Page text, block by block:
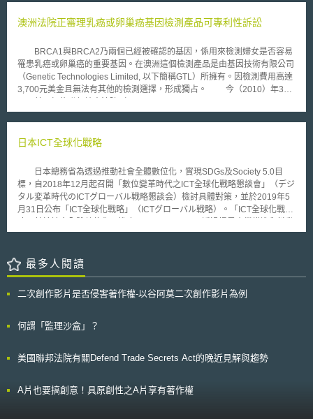
(Electronic)服務業三大業別。換言之，「貨物的提供」與「電信、廣播及電
及電子服務，根據定義係指： 一、電信服務定義 電信服務是指經由有
線、無線、光學或電子磁，為信號、文字、影像、聲音傳輸、發射、接收等
服務。這些服務包含轉讓如此傳輸、發射、接收能力。此能力亦包含對全球
資訊網路之連結[12]。具體實例如：固定與行動電話服務、視訊電話服務
（Videophone）、經由廣播所傳輸訊息服務（paging services）、傳真、
電報、網路連接服務及全球資訊網服務[13]。 二、廣播及電視服務定義
廣播及電視服務是指關於聲音，影音內容之服務，諸如基於一電視、廣播節
目表，經由通訊網路（Communications Networks），在一媒體服務提供者
之編輯責任下，所提供給大眾同時收聽或收看電視或無線廣播節目[14]。具
[15]。 三、電子服務定義 依2006年11月之歐盟加值稅指令所指稱之電
子服務是指透過網際網路（The Internet）或電子網路（An Electronic
Network）所提供的服務，且依此方式所提供的服務性質是完全自動化並涉
及人為最小的干涉，且無此資訊技術下便不能確保該服務之提供品質[16]，
應地（The place of supply），進而影響加值稅課徵地的認定。依新修正歐
盟加值稅指令第58條規定，如電信服務、廣播及電視服務或電子服務業，對
消費者提供服務，該服務之供應地為該消費者通常居所或永久居所。因此，
歐盟新制加值稅最大改變，是將舊制中關於歐盟境內的電信，廣播，電子服
B2B商業模式規範之課徵地，原即為顧客所在地，在此次新制則未調整。換
其課稅地為顧客所在地[19]。在新制下，係依照數位服務提供者之所在地位
於歐盟境內或境外，認定納稅義務人及課稅地。可歸納如下[20]： 一、數位
內企業時，由該會員國徵收加值稅。加值稅納稅義務人即為接受該服務之企
力與品質，廣泛分享使用並發展公開資料資料以及研究資料、確認相關的法
政策的施行尚仰賴於其他的行動計畫以及各個會員國之間的合作 。而在資
料蒐集與利用逐漸擴張的情形下，歐盟執委會更於2014年7月2日發出聲
明，要求各國政府應重視巨量資料帶來的問題，並且指出在巨量資料的公共
諮詢中，有主要四個問題: (1)缺乏跨境的合作(2)未具有充分設施以及資金資
下，設立巨量資料中心，將以資料為基礎，將之與雲端使用構成供給鏈，藉
應針對資料所有權以及責任規範建立新的準則。 4. 建構資料標準，找出潛
在的缺漏。 5. 建立一系列超級運算中心，增加歐洲資料專家。 6. 在不同會
員國建立資料處理設施之聯結網絡 。 歐盟執委會希望能於上述各項政
策推動下，共同建立有助資料經濟發展基礎架構及環境，並鼓勵產業界共同
投入巨量資料的應用發展。
澳洲法院正審理乳癌或卵巢癌基因檢測產品可專利性訴訟
BRCA1與BRCA2乃兩個已經被確認的基因，係用來檢測婦女是否容易
罹患乳癌或卵巢癌的重要基因。在澳洲這個檢測產品是由基因技術有限公司
（Genetic Technologies Limited, 以下簡稱GTL）所擁有。因檢測費用高達
3,700元美金且無法有其他的檢測選擇，形成獨占。 今（2010）年3
of New York）認為BRCA1與BRCA2等人類基因乃如同血液、空氣或水的
關研究與創新，並限制檢測的選擇性，因而作出BRCA1與BRCA2基因不具
法院（Australian Federal Court in Sydney）提起訴訟，希望免除GTL對於
檢測乳癌與卵巢癌產品的獨占權利。主要理由包括，對人類的一部分（基
因）給予專利，不但阻礙了後續研究，也會阻礙乳癌與卵巢癌治療方法的研
發，更提高許多病患接受此檢測的障礙。固然專利權人得維持高檢測費用，
自自然產物分離的基因或物質是具有可專利性的，此案若勝訴，澳洲專利局
將調整原先承認自自然產物分離的基因或物質，具可專利性之見解，所以該
案的後續發展值得我們關注。
日本ICT全球化戰略
日本總務省為透過推動社會全體數位化，實現SDGs及Society 5.0目
標，自2018年12月起召開「數位變革時代之ICT全球化戰略懇談會」（デジ
タル変革時代のICTグローバル戦略懇談会）檢討具體對策，並於2019年5
月31日公布「ICT全球化戰略」（ICTグローバル戦略）。「ICT全球化戰
環境效率，創造具備豐富多彩價值之社會等理念，提出（1）透過數位化達
問題；（2）資料流通戰略︰以確保個人資料之可控性為前提，推動制定國
際規範及進行法制環境整備；（3）AI/IoT加值運用戰略︰提出以人類為中心
略︰因應IoT機器和服務發展，確保網路安全性；（5）ICT海外展開戰略︰
放創新戰略︰從利用次世代溝通技術提高生活品質、實現由資料所驅動之社
最多人閱讀
二次創作影片是否侵害著作權-以谷阿莫二次創作影片為例
何謂「監理沙盒」？
美國聯邦法院有關Defend Trade Secrets Act的晚近見解與趨勢
A片也要搞創意！具原創性之A片享有著作權